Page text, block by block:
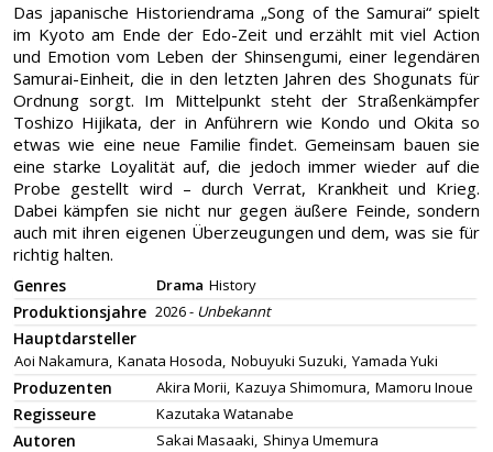
Das japanische Historiendrama „Song of the Samurai“ spielt
im Kyoto am Ende der Edo-Zeit und erzählt mit viel Action
und Emotion vom Leben der Shinsengumi, einer legendären
Samurai-Einheit, die in den letzten Jahren des Shogunats für
Ordnung sorgt. Im Mittelpunkt steht der Straßenkämpfer
Toshizo Hijikata, der in Anführern wie Kondo und Okita so
etwas wie eine neue Familie findet. Gemeinsam bauen sie
eine starke Loyalität auf, die jedoch immer wieder auf die
Probe gestellt wird – durch Verrat, Krankheit und Krieg.
Dabei kämpfen sie nicht nur gegen äußere Feinde, sondern
auch mit ihren eigenen Überzeugungen und dem, was sie für
richtig halten.
Genres Drama History
Produktionsjahre 2026 - Unbekannt
Hauptdarsteller
Aoi Nakamura, Kanata Hosoda, Nobuyuki Suzuki, Yamada Yuki
Produzenten Akira Morii, Kazuya Shimomura, Mamoru Inoue
Regisseure Kazutaka Watanabe
Autoren Sakai Masaaki, Shinya Umemura